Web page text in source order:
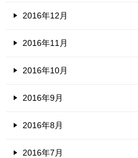
2016年12月
2016年11月
2016年10月
2016年9月
2016年8月
2016年7月